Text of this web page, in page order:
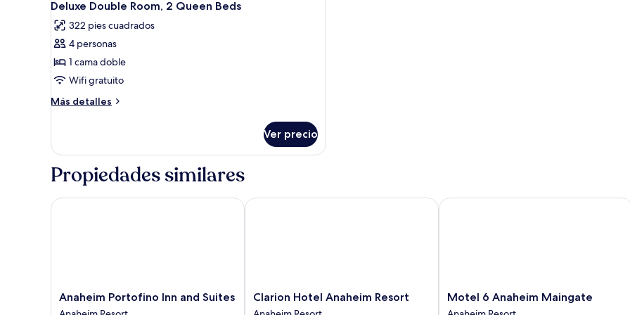
todas
las
fotos
de
Deluxe
Double
Room,
Queen
Beds
6
Deluxe Double Room, 2 Queen Beds
322 pies cuadrados
4 personas
1 cama doble
Wifi gratuito
Más detalles
Más
Double
2
Queen
Beds
Ver precio
Propiedades similares
Anaheim
Portofino
Anaheim Portofino Inn and Suites
Anaheim Portofino Inn and Suites
Clarion
Hotel
Clarion Hotel Anaheim Resort
Clarion Hotel Anaheim Resort
Motel
6
Motel 6 Anaheim Maingate
Motel 6 Anaheim Maingate